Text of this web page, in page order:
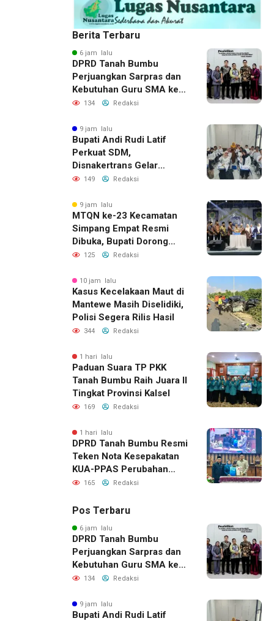
Berita Terbaru
6 jam lalu
DPRD Tanah Bumbu
Perjuangkan Sarpras dan
Kebutuhan Guru SMA ke
Pemprov Kalsel
134 Redaksi
9 jam lalu
Bupati Andi Rudi Latif
Perkuat SDM,
Disnakertrans Gelar
Pelatihan Desain Grafis
149 Redaksi
9 jam lalu
MTQN ke-23 Kecamatan
Simpang Empat Resmi
Dibuka, Bupati Dorong
Lahirnya Generasi Qur’ani
125 Redaksi
10 jam lalu
Kasus Kecelakaan Maut di
Mantewe Masih Diselidiki,
Polisi Segera Rilis Hasil
344 Redaksi
1 hari lalu
Paduan Suara TP PKK
Tanah Bumbu Raih Juara II
Tingkat Provinsi Kalsel
169 Redaksi
1 hari lalu
DPRD Tanah Bumbu Resmi
Teken Nota Kesepakatan
KUA-PPAS Perubahan
APBD 2026
165 Redaksi
Pos Terbaru
6 jam lalu
DPRD Tanah Bumbu
Perjuangkan Sarpras dan
Kebutuhan Guru SMA ke
Pemprov Kalsel
134 Redaksi
9 jam lalu
Bupati Andi Rudi Latif